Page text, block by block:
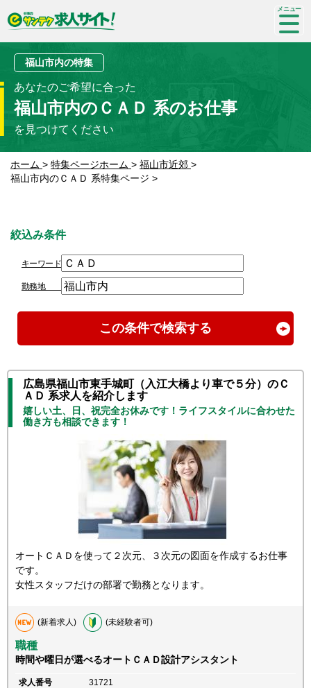
SP-
me
福山市内の特集
あなたのご希望に合った
福山市内のＣＡＤ 系のお仕事
を見つけてください
ホーム > 特集ページホーム > 福山市近郊 >
福山市内のＣＡＤ 系特集ページ >
絞込み条件
キーワード
勤務地
この条件で検索する
広島県福山市東手城町（入江大橋より車で５分）のＣ
ＡＤ 系求人を紹介します
嬉しい土、日、祝完全お休みです！ライフスタイルに合わせた
働き方も相談できます！
オートＣＡＤを使って２次元、３次元の図面を作成するお仕事
です。
女性スタッフだけの部署で勤務となります。
(新着求人) (未経験者可)
職種
時間や曜日が選べるオートＣＡＤ設計アシスタント
求人番号
31721